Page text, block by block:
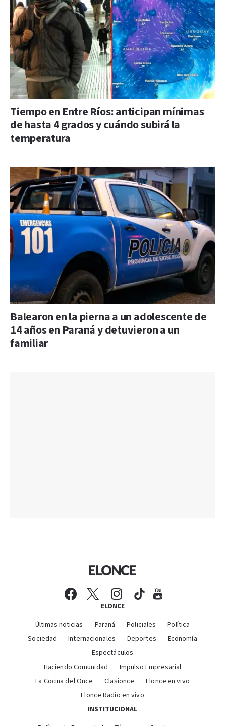
Tiempo en Entre Ríos: anticipan mínimas
de hasta 4 grados y cuándo subirá la
temperatura
Balearon en la pierna a un adolescente de
14 años en Paraná y detuvieron a un
familiar
ELONCE
Últimas noticias Paraná Policiales
Política
Sociedad
Internacionales Deportes
Economía
Espectáculos
Haciendo Comunidad
Impulso Empresarial
La Cocina del Once
Clasionce
Elonce en vivo
Elonce Radio en vivo
INSTITUCIONAL